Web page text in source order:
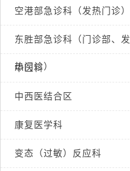
空港部急诊科（发热门诊）
东胜部急诊科（门诊部、发
热门诊）
中医科
中西医结合区
康复医学科
变态（过敏）反应科